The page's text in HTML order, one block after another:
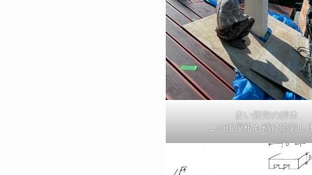
古い煙突の解体
この後屋根も補修塗装し